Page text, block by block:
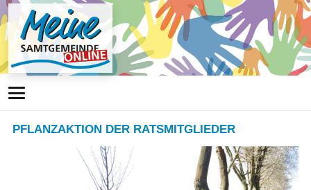
PFLANZAKTION DER RATSMITGLIEDER